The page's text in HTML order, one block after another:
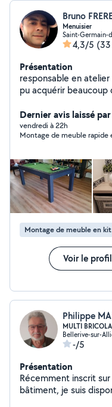
Bruno
Menuisier
Saint-Germain-
4,3/5
Présentation
responsable en
pu acquérir
montage cuisine,
intérieure . depuis je
intérieure extérieure
Dernier avis laissé
vendredi à 22h
Montage de meuble rapide
Montage de meuble en kit
Voir le profil
Philippe
MULTI
Bellerive-sur-
-/5
Présentation
Récemment inscrit
bâtiment, je suis